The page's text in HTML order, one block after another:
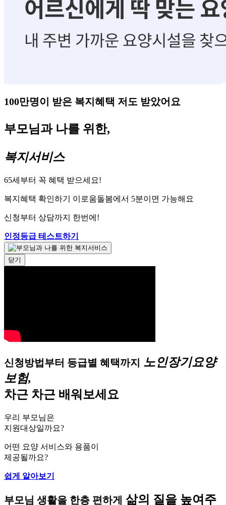
100만명이 받은 복지혜택 저도 받았어요
부모님과 나를 위한,
복지서비스
65세부터 꼭 혜택 받으세요!
복지혜택 확인하기 이로움돌봄에서 5분이면 가능해요
신청부터 상담까지 한번에!
인정등급 테스트하기
닫기
신청방법부터 등급별 혜택까지 노인장기요양
보험,
차근 차근 배워보세요
우리 부모님은
지원대상일까요?
어떤 요양 서비스와 용품이
제공될까요?
쉽게 알아보기
부모님 생활을 한층 편하게 삶의 질을 높여주